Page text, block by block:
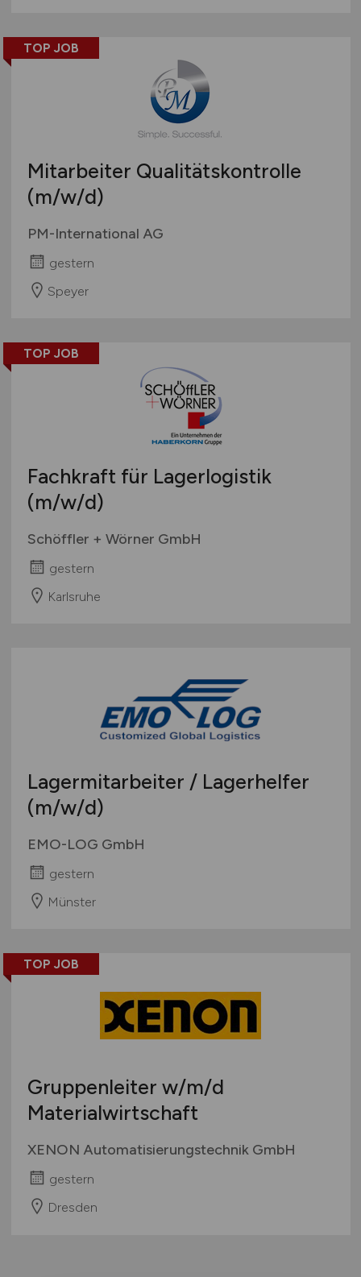
TOP JOB
Mitarbeiter Qualitätskontrolle
(m/w/d)
PM-International AG
gestern
Speyer
TOP JOB
Fachkraft für Lagerlogistik
(m/w/d)
Schöffler + Wörner GmbH
gestern
Karlsruhe
Lagermitarbeiter / Lagerhelfer
(m/w/d)
EMO-LOG GmbH
gestern
Münster
TOP JOB
Gruppenleiter w/m/d
Materialwirtschaft
XENON Automatisierungstechnik GmbH
gestern
Dresden